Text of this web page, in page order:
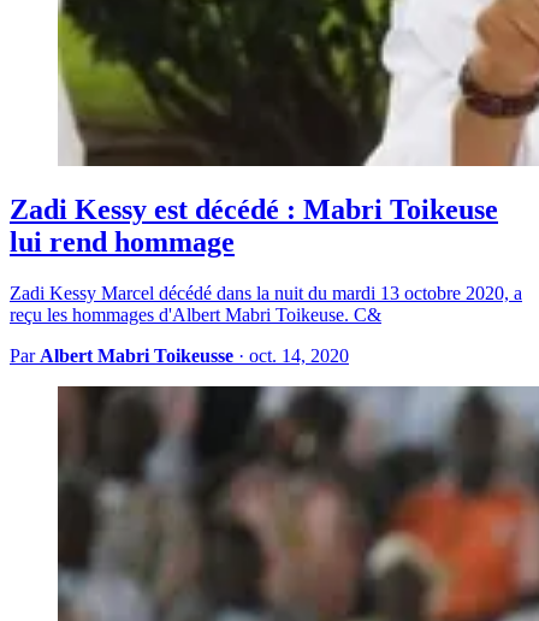
Zadi Kessy est décédé : Mabri Toikeuse
lui rend hommage
Zadi Kessy Marcel décédé dans la nuit du mardi 13 octobre 2020, a
reçu les hommages d'Albert Mabri Toikeuse. C&
Par Albert Mabri Toikeusse · oct. 14, 2020